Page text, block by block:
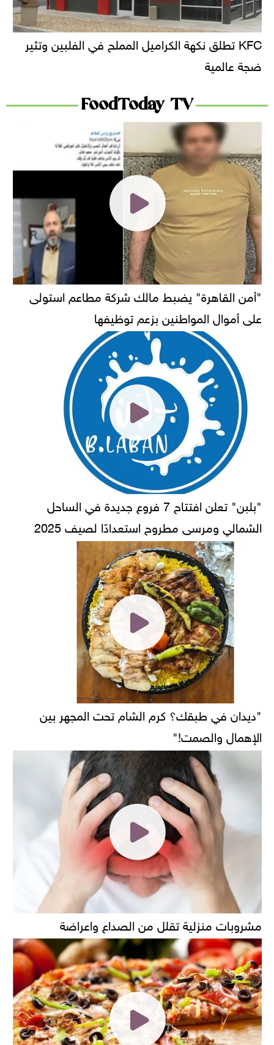
KFC تطلق نكهة الكراميل المملح في الفلبين وتثير
ضجة عالمية
FoodToday TV
"أمن القاهرة" يضبط مالك شركة مطاعم استولى
على أموال المواطنين بزعم توظيفها
"بلبن" تعلن افتتاح 7 فروع جديدة في الساحل
الشمالي ومرسى مطروح استعدادًا لصيف 2025
"ديدان في طبقك؟ كرم الشام تحت المجهر بين
الإهمال والصمت!"
مشروبات منزلية تقلل من الصداع واعراضة